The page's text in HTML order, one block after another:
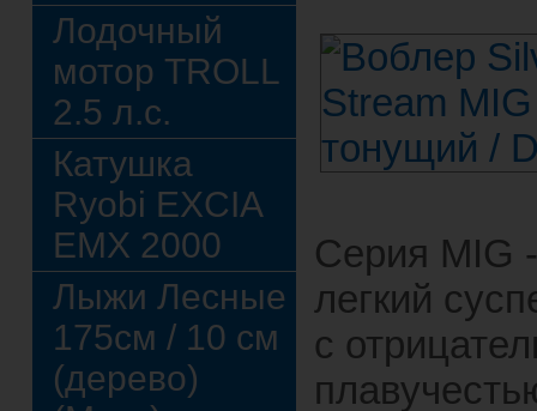
Лодочный
мотор TROLL
2.5 л.с.
Катушка
Ryobi EXCIA
EMX 2000
Лыжи Лесные
175см / 10 см
(дерево)
Серия MIG -
легкий
с